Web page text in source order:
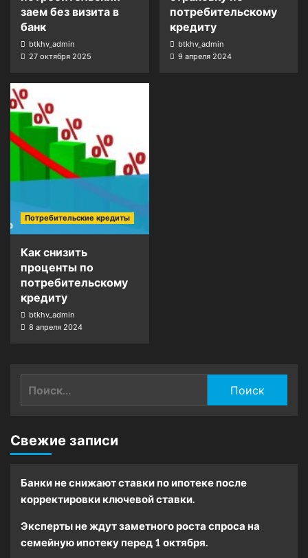
заем без визита в
банк
btkhv_admin
27 октября 2025
потребительскому
кредиту
btkhv_admin
9 апреля 2024
Потребительские кредиты
Как снизить
проценты по
потребительскому
кредиту
btkhv_admin
8 апреля 2024
Свежие записи
Банки не снижают ставки по ипотеке после
корректировки ключевой ставки.
Эксперты не ждут заметного роста спроса на
семейную ипотеку перед 1 октября.